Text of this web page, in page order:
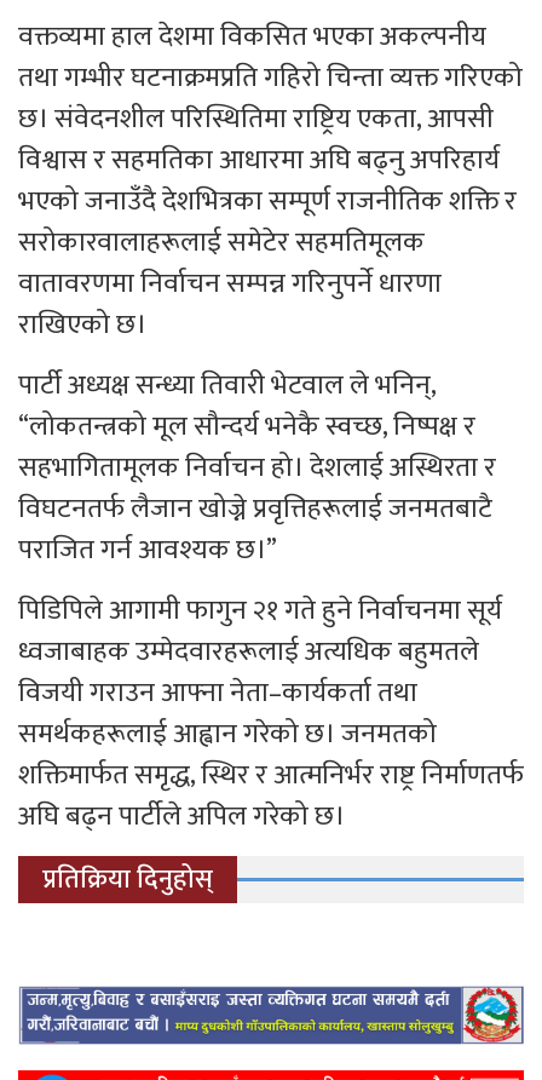
वक्तव्यमा हाल देशमा विकसित भएका अकल्पनीय
तथा गम्भीर घटनाक्रमप्रति गहिरो चिन्ता व्यक्त गरिएको
छ। संवेदनशील परिस्थितिमा राष्ट्रिय एकता, आपसी
विश्वास र सहमतिका आधारमा अघि बढ्नु अपरिहार्य
भएको जनाउँदै देशभित्रका सम्पूर्ण राजनीतिक शक्ति र
सरोकारवालाहरूलाई समेटेर सहमतिमूलक
वातावरणमा निर्वाचन सम्पन्न गरिनुपर्ने धारणा
राखिएको छ।
पार्टी अध्यक्ष सन्ध्या तिवारी भेटवाल ले भनिन्,
“लोकतन्त्रको मूल सौन्दर्य भनेकै स्वच्छ, निष्पक्ष र
सहभागितामूलक निर्वाचन हो। देशलाई अस्थिरता र
विघटनतर्फ लैजान खोज्ने प्रवृत्तिहरूलाई जनमतबाटै
पराजित गर्न आवश्यक छ।”
पिडिपिले आगामी फागुन २१ गते हुने निर्वाचनमा सूर्य
ध्वजाबाहक उम्मेदवारहरूलाई अत्यधिक बहुमतले
विजयी गराउन आफ्ना नेता–कार्यकर्ता तथा
समर्थकहरूलाई आह्वान गरेको छ। जनमतको
शक्तिमार्फत समृद्ध, स्थिर र आत्मनिर्भर राष्ट्र निर्माणतर्फ
अघि बढ्न पार्टीले अपिल गरेको छ।
प्रतिक्रिया दिनुहोस्